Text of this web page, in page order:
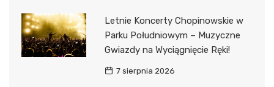
Letnie Koncerty Chopinowskie w
Parku Południowym – Muzyczne
Gwiazdy na Wyciągnięcie Ręki!
7 sierpnia 2026